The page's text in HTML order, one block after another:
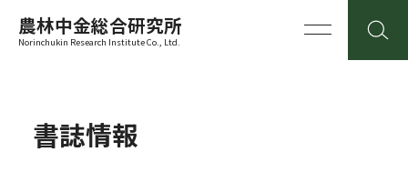
農林中金総合研究所
Norinchukin Research Institute Co., Ltd.
書誌情報